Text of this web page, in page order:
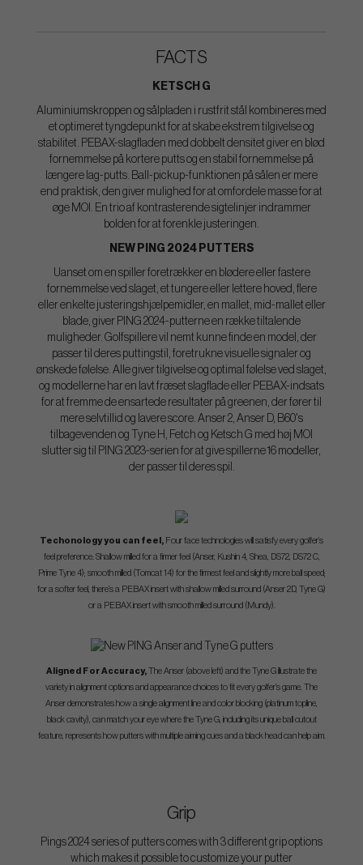
FACTS
KETSCH G
Aluminiumskroppen og sålpladen i rustfrit stål kombineres med
et optimeret tyngdepunkt for at skabe ekstrem tilgivelse og
stabilitet. PEBAX-slagfladen med dobbelt densitet giver en blød
fornemmelse på kortere putts og en stabil fornemmelse på
længere lag-putts. Ball-pickup-funktionen på sålen er mere
end praktisk, den giver mulighed for at omfordele masse for at
øge MOI. En trio af kontrasterende sigtelinjer indrammer
bolden for at forenkle justeringen.
NEW PING 2024 PUTTERS
Uanset om en spiller foretrækker en blødere eller fastere
fornemmelse ved slaget, et tungere eller lettere hoved, flere
eller enkelte justeringshjælpemidler, en mallet, mid-mallet eller
blade, giver PING 2024-putterne en række tiltalende
muligheder. Golfspillere vil nemt kunne finde en model, der
passer til deres puttingstil, foretrukne visuelle signaler og
ønskede følelse. Alle giver tilgivelse og optimal følelse ved slaget,
og modellerne har en lavt fræset slagflade eller PEBAX-indsats
for at fremme de ensartede resultater på greenen, der fører til
mere selvtillid og lavere score. Anser 2, Anser D, B60's
tilbagevenden og Tyne H, Fetch og Ketsch G med høj MOI
slutter sig til PING 2023-serien for at give spillerne 16 modeller,
der passer til deres spil.
Techonology you can feel, Four face technologies will satisfy every golfer’s
feel preference: Shallow milled for a firmer feel (Anser, Kushin 4, Shea, DS72, DS72 C,
Prime Tyne 4); smooth milled (Tomcat 14) for the firmest feel and slightly more ball speed;
for a softer feel, there’s a PEBAX insert with shallow milled surround (Anser 2D, Tyne G)
or a PEBAX insert with smooth milled surround (Mundy).
Aligned For Accuracy, The Anser (above left) and the Tyne G illustrate the
variety in alignment options and appearance choices to fit every golfer’s game. The
Anser demonstrates how a single alignment line and color blocking (platinum topline,
black cavity), can match your eye where the Tyne G, including its unique ball cutout
feature, represents how putters with multiple aiming cues and a black head can help aim.
Grip
Pings 2024 series of putters comes with 3 different grip options
which makes it possible to customize your putter